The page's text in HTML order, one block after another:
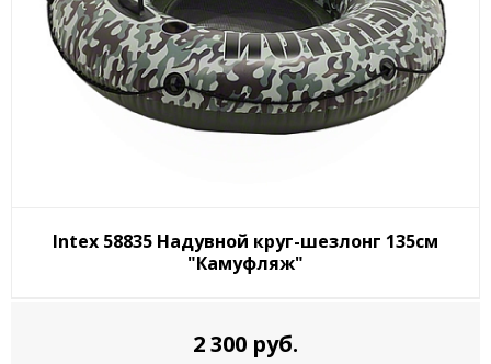
Intex 58835 Надувной круг-шезлонг 135см
"Камуфляж"
2 300 руб.